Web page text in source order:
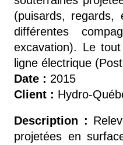
(puisards,
différentes
excavation). Le
ligne électrique
Date : 2015
Client : Hydro-
Description :
projetées en